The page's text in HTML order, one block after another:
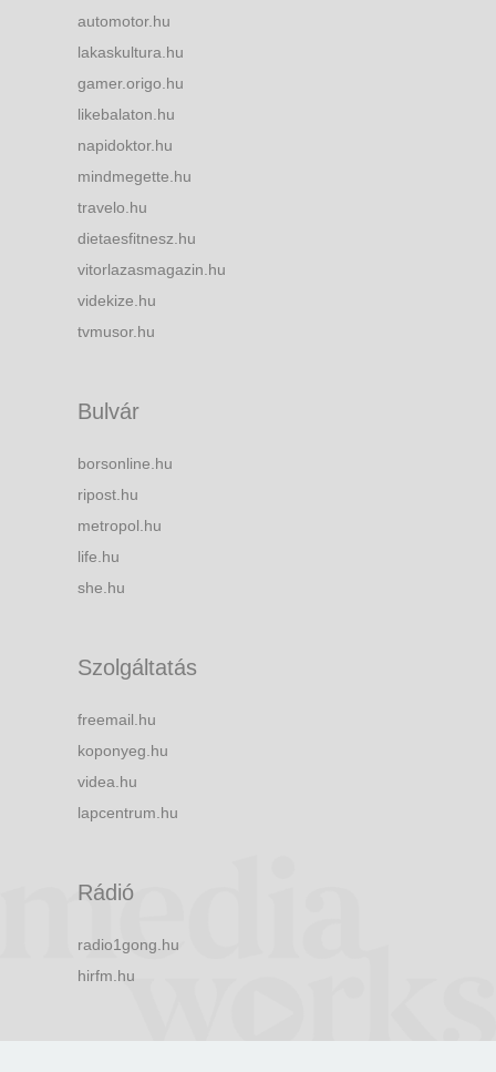
automotor.hu
lakaskultura.hu
gamer.origo.hu
likebalaton.hu
napidoktor.hu
mindmegette.hu
travelo.hu
dietaesfitnesz.hu
vitorlazasmagazin.hu
videkize.hu
tvmusor.hu
Bulvár
borsonline.hu
ripost.hu
metropol.hu
life.hu
she.hu
Szolgáltatás
freemail.hu
koponyeg.hu
videa.hu
lapcentrum.hu
Rádió
radio1gong.hu
hirfm.hu